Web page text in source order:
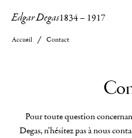
Edgar Degas1834– 1917
Accueil Contact
Pour toute question
Degas, n'hésitez pas à nous